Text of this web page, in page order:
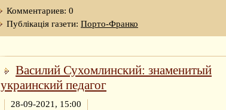
Комментариев: 0
Публікація газети: Порто-Франко
Василий Сухомлинский: знаменитый
украинский педагог
28-09-2021, 15:00